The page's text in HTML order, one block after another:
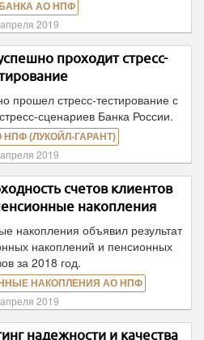
АО НПФ
2019
проходит стресс-
прошел стресс-тестирование с
сценариев Банка России.
(ЛУКОЙЛ-ГАРАНТ)
2019
счетов клиентов
накопления
объявил результат
накоплений и пенсионных
за 2018 год.
НАКОПЛЕНИЯ АО НПФ
2019
надежности и качества